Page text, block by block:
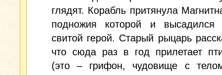
глядят. Корабль притянула
подножия которой и
свитой герой. Старый рыцарь
что сюда раз в год прилетает
(это – грифон, чудовище с